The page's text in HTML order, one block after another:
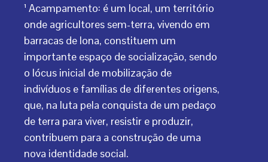
¹ Acampamento: é um local, um território
onde agricultores sem-terra, vivendo em
barracas de lona, constituem um
importante espaço de socialização, sendo
o lócus inicial de mobilização de
indivíduos e famílias de diferentes origens,
que, na luta pela conquista de um pedaço
de terra para viver, resistir e produzir,
contribuem para a construção de uma
nova identidade social.